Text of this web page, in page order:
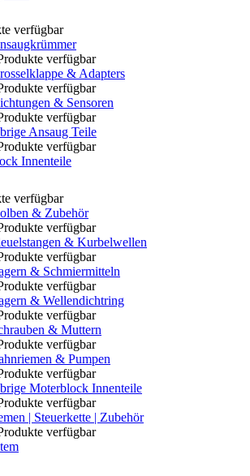
verfügbar
verfügbar
& Adapters
verfügbar
& Sensoren
verfügbar
Ansaug Teile
verfügbar
Innenteile
verfügbar
& Zubehör
verfügbar
& Kurbelwellen
verfügbar
& Schmiermitteln
verfügbar
& Wellendichtring
verfügbar
& Muttern
verfügbar
& Pumpen
verfügbar
Moterblock Innenteile
verfügbar
| Steuerkette | Zubehör
verfügbar